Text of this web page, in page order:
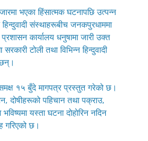
भएका हिंसात्मक घटनापछि उत्पन्न
संस्थाहरूबीच जनकपुरधाममा
कार्यालय धनुषामा जारी उक्त
टोली तथा विभिन्न हिन्दुवादी
१५ बुँदे मागपत्र प्रस्तुत गरेको छ।
दोषीहरूको पहिचान तथा पक्राउ,
भविष्यमा यस्ता घटना दोहोरिन नदिन
छ।